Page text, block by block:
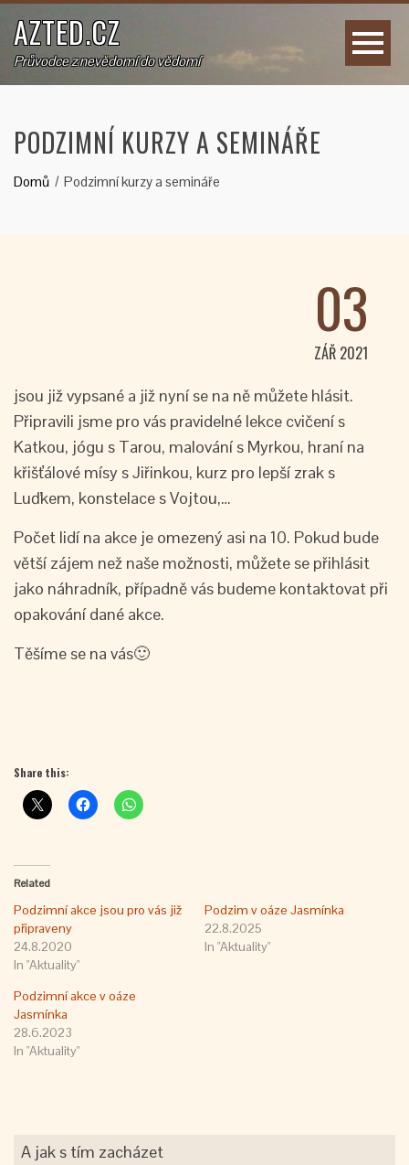
AZTED.CZ
Průvodce z nevědomí do vědomí
PODZIMNÍ KURZY A SEMINÁŘE
Domů Podzimní kurzy a semináře
03
ZÁŘ 2021
jsou již vypsané a již nyní se na ně můžete hlásit.
Připravili jsme pro vás pravidelné lekce cvičení s
Katkou, jógu s Tarou, malování s Myrkou, hraní na
křišťálové mísy s Jiřinkou, kurz pro lepší zrak s
Luďkem, konstelace s Vojtou,…
Počet lidí na akce je omezený asi na 10. Pokud bude
větší zájem než naše možnosti, můžete se přihlásit
jako náhradník, případně vás budeme kontaktovat při
opakování dané akce.
Těšíme se na vás🙂
Share this:
Related
Podzimní akce jsou pro vás již
připraveny
24.8.2020
In "Aktuality"
Podzim v oáze Jasmínka
22.8.2025
In "Aktuality"
Podzimní akce v oáze
Jasmínka
28.6.2023
In "Aktuality"
A jak s tím zacházet